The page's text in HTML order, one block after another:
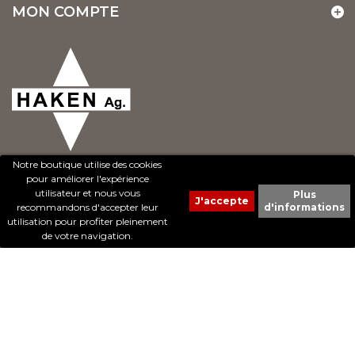
Notre boutique utilise des cookies
pour améliorer l'expérience
utilisateur et nous vous
recommandons d'accepter leur
utilisation pour profiter pleinement
de votre navigation.
Plus
d'informations
MON COMPTE
© 2017 - Cheval Liberté. Tous droits réservés.
Création de sites Internet | ProduWeb